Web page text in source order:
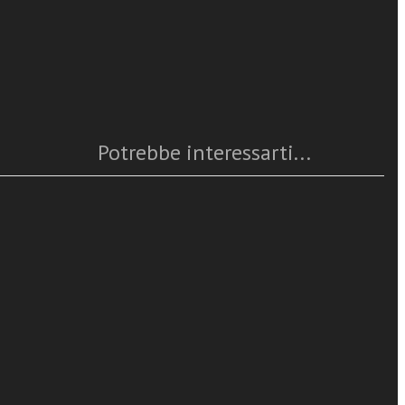
Il
Potrebbe interessarti...